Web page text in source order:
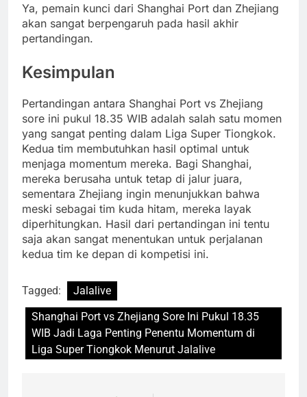
Ya, pemain kunci dari Shanghai Port dan Zhejiang
akan sangat berpengaruh pada hasil akhir
pertandingan.
Kesimpulan
Pertandingan antara Shanghai Port vs Zhejiang
sore ini pukul 18.35 WIB adalah salah satu momen
yang sangat penting dalam Liga Super Tiongkok.
Kedua tim membutuhkan hasil optimal untuk
menjaga momentum mereka. Bagi Shanghai,
mereka berusaha untuk tetap di jalur juara,
sementara Zhejiang ingin menunjukkan bahwa
meski sebagai tim kuda hitam, mereka layak
diperhitungkan. Hasil dari pertandingan ini tentu
saja akan sangat menentukan untuk perjalanan
kedua tim ke depan di kompetisi ini.
Tagged:
Jalalive
Shanghai Port vs Zhejiang Sore Ini Pukul 18.35
WIB Jadi Laga Penting Penentu Momentum di
Liga Super Tiongkok Menurut Jalalive